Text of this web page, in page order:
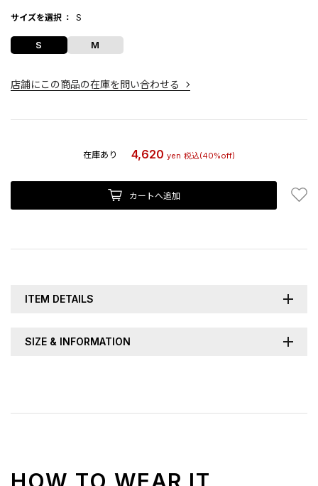
サイズを選択 S
S M
店舗にこの商品の在庫を問い合わせる
在庫あり 4,620 yen 税込(40%off)
カートへ追加
ITEM DETAILS
SIZE & INFORMATION
HOW TO WEAR IT